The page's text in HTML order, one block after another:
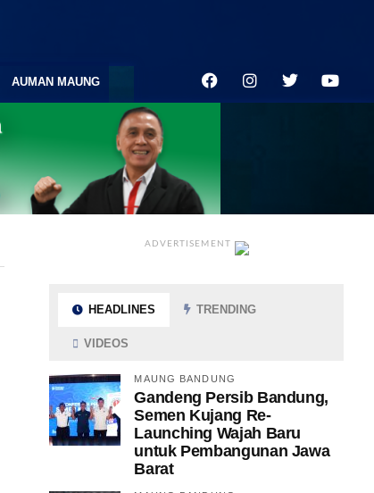
AUMAN MAUNG
ADVERTISEMENT
HEADLINES TRENDING
VIDEOS
MAUNG BANDUNG
Gandeng Persib Bandung,
Semen Kujang Re-
Launching Wajah Baru
untuk Pembangunan Jawa
Barat